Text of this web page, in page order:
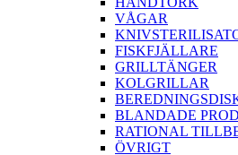
VÅGAR
FISKFJÄLLARE
GRILLTÄNGER
KOLGRILLAR
BLANDADE
RATIONAL
ÖVRIGT